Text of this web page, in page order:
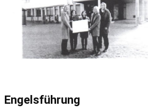
Engelsführung